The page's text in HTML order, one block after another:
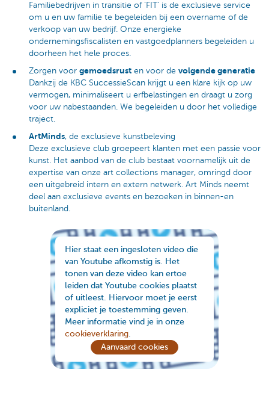
Familiebedrijven in transitie of ‘FIT’ is de exclusieve service
om u en uw familie te begeleiden bij een overname of de
verkoop van uw bedrijf. Onze energieke
ondernemingsfiscalisten en vastgoedplanners begeleiden u
doorheen het hele proces.
Zorgen voor gemoedsrust en voor de volgende generatie
Dankzij de KBC SuccessieScan krijgt u een klare kijk op uw
vermogen, minimaliseert u erfbelastingen en draagt u zorg
voor uw nabestaanden. We begeleiden u door het volledige
traject.
ArtMinds, de exclusieve kunstbeleving
Deze exclusieve club groepeert klanten met een passie voor
kunst. Het aanbod van de club bestaat voornamelijk uit de
expertise van onze art collections manager, omringd door
een uitgebreid intern en extern netwerk. Art Minds neemt
deel aan exclusieve events en bezoeken in binnen-en
buitenland.
Hier staat een ingesloten video die
van Youtube afkomstig is. Het
tonen van deze video kan ertoe
leiden dat Youtube cookies plaatst
of uitleest. Hiervoor moet je eerst
expliciet je toestemming geven.
Meer informatie vind je in onze
cookieverklaring.
Aanvaard cookies